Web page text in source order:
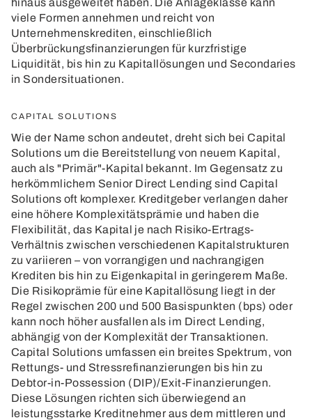
hinaus ausgeweitet haben. Die Anlageklasse kann
viele Formen annehmen und reicht von
Unternehmenskrediten, einschließlich
Überbrückungsfinanzierungen für kurzfristige
Liquidität, bis hin zu Kapitallösungen und Secondaries
in Sondersituationen.
CAPITAL SOLUTIONS
Wie der Name schon andeutet, dreht sich bei Capital
Solutions um die Bereitstellung von neuem Kapital,
auch als "Primär"-Kapital bekannt. Im Gegensatz zu
herkömmlichem Senior Direct Lending sind Capital
Solutions oft komplexer. Kreditgeber verlangen daher
eine höhere Komplexitätsprämie und haben die
Flexibilität, das Kapital je nach Risiko-Ertrags-
Verhältnis zwischen verschiedenen Kapitalstrukturen
zu variieren – von vorrangigen und nachrangigen
Krediten bis hin zu Eigenkapital in geringerem Maße.
Die Risikoprämie für eine Kapitallösung liegt in der
Regel zwischen 200 und 500 Basispunkten (bps) oder
kann noch höher ausfallen als im Direct Lending,
abhängig von der Komplexität der Transaktionen.
Capital Solutions umfassen ein breites Spektrum, von
Rettungs- und Stressrefinanzierungen bis hin zu
Debtor-in-Possession (DIP)/Exit-Finanzierungen.
Diese Lösungen richten sich überwiegend an
leistungsstarke Kreditnehmer aus dem mittleren und